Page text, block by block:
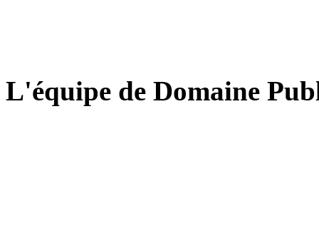
L'équipe de Domaine